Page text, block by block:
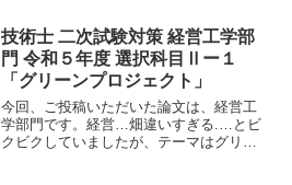
半のひとはこの問題を解答したのではな
いでしょうか。
技術士 二次試験対策 経営工学部
門 令和５年度 選択科目Ⅱー１
「グリーンプロジェクト」
今回、ご投稿いただいた論文は、経営工
学部門です。経営…畑違いすぎる.…とビ
クビクしていましたが、テーマはグリー